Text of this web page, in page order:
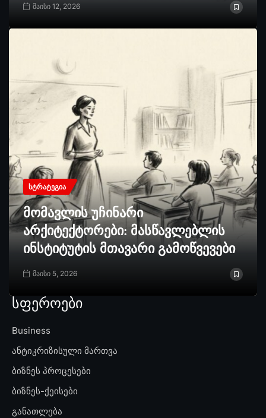
მაისი 12, 2026
ᲡᲢᲠᲐᲢᲔᲒᲘᲐ
მომავლის უჩინარი
არქიტექტორები: მასწავლებლის
ინსტიტუტის მთავარი გამოწვევები
მაისი 5, 2026
სფეროები
Business
ანტიკრიზისული მართვა
ბიზნეს პროცესები
ბიზნეს-ქეისები
განათლება